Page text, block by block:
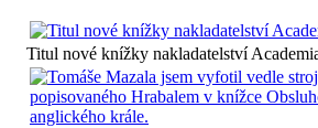
Titul nové knížky nakladatelství